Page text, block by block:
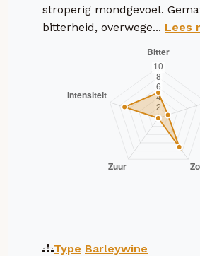
stroperig mondgevoel.
bitterheid, overwege... Lees
Type Barleywine